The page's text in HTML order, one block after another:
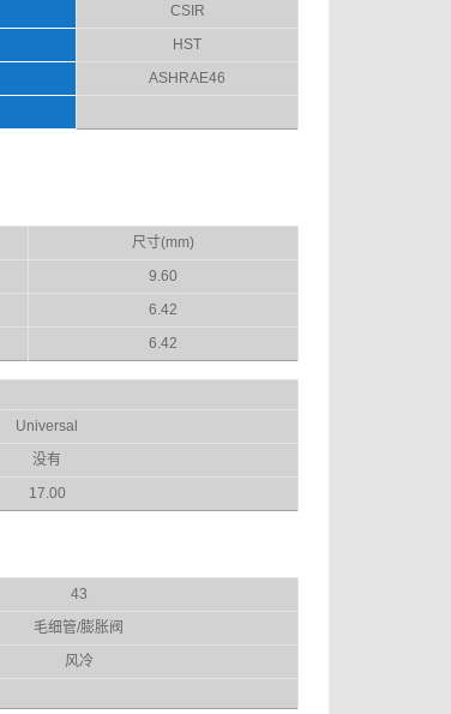
CSIR
HST
ASHRAE46
尺寸(mm)
9.60
6.42
6.42
Universal
没有
17.00
43
毛细管/膨胀阀
风冷